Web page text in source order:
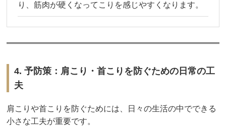
り、筋肉が硬くなってこりを感じやすくなります。
4. 予防策：肩こり・首こりを防ぐための日常の工
夫
肩こりや首こりを防ぐためには、日々の生活の中でできる
小さな工夫が重要です。